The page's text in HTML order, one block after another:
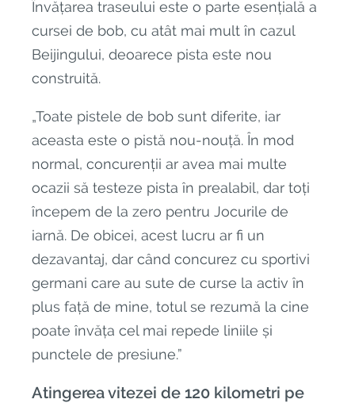
Învățarea traseului este o parte esențială a
cursei de bob, cu atât mai mult în cazul
Beijingului, deoarece pista este nou
construită.
„Toate pistele de bob sunt diferite, iar
aceasta este o pistă nou-nouță. În mod
normal, concurenții ar avea mai multe
ocazii să testeze pista în prealabil, dar toți
începem de la zero pentru Jocurile de
iarnă. De obicei, acest lucru ar fi un
dezavantaj, dar când concurez cu sportivi
germani care au sute de curse la activ în
plus față de mine, totul se rezumă la cine
poate învăța cel mai repede liniile și
punctele de presiune.”
Atingerea vitezei de 120 kilometri pe